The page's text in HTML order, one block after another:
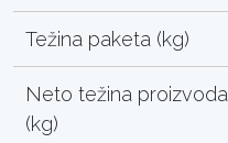
Težina paketa (kg)
Neto težina proizvoda
(kg)